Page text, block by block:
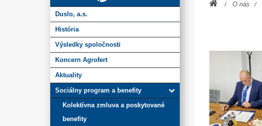
Duslo, a.s.
História
Výsledky spoločnosti
Koncern Agrofert
Aktuality
Sociálny program a benefity
Kolektívna zmluva a poskytované
benefity
O nás